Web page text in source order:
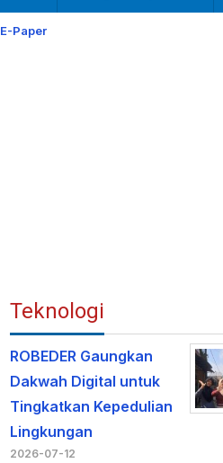
E-Paper
Teknologi
ROBEDER Gaungkan
Dakwah Digital untuk
Tingkatkan Kepedulian
Lingkungan
2026-07-12